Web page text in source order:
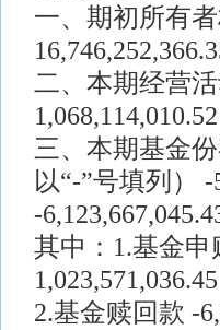
一、期初所有
二、本期经营
三、本期基金
以“-”号填列） -
-
其中：1.基金申
1,023,571,036.45
2.基金赎回款 -